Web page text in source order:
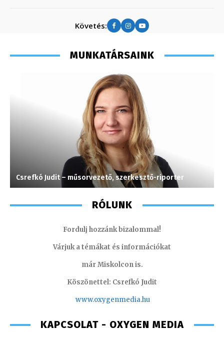
Követés:
MUNKATÁRSAINK
Csrefkó Judit – műsorvezető, szerkesztő-riporter
RÓLUNK
Fordulj hozzánk bizalommal!
Várjuk a témákat és információkat
már Miskolcon is.
Köszönettel: Csrefkó Judit
www.oxygenmedia.hu
KAPCSOLAT - OXYGEN MEDIA